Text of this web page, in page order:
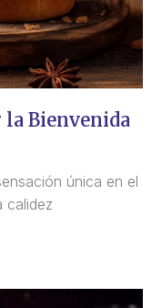
la Bienvenida
única en el
calidez